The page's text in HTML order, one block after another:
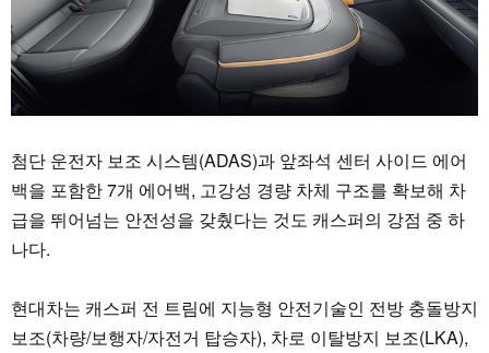
첨단 운전자 보조 시스템(ADAS)과 앞좌석 센터 사이드 에어
백을 포함한 7개 에어백, 고강성 경량 차체 구조를 확보해 차
급을 뛰어넘는 안전성을 갖췄다는 것도 캐스퍼의 강점 중 하
나다.
현대차는 캐스퍼 전 트림에 지능형 안전기술인 전방 충돌방지
보조(차량/보행자/자전거 탑승자), 차로 이탈방지 보조(LKA),